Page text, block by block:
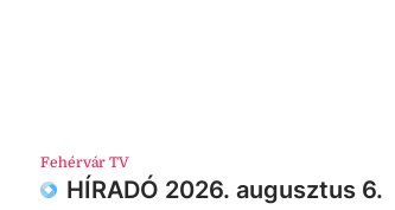
Fehérvár TV
HÍRADÓ 2026. augusztus 6.